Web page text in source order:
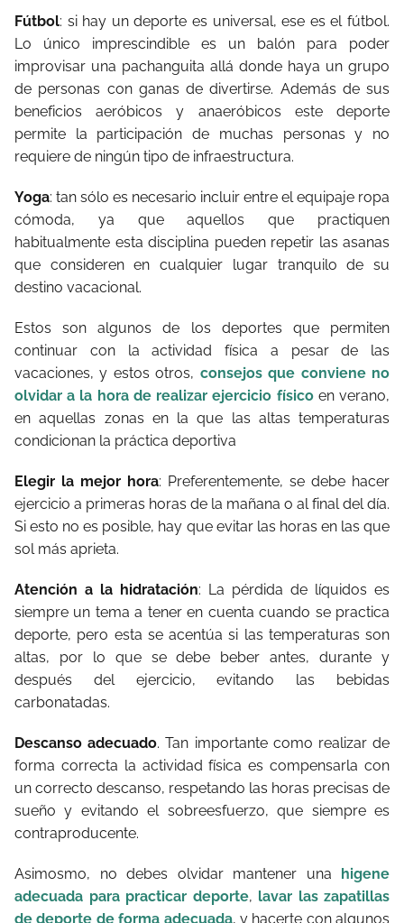
Fútbol: si hay un deporte es universal, ese es el fútbol.
Lo único imprescindible es un balón para poder
improvisar una pachanguita allá donde haya un grupo
de personas con ganas de divertirse. Además de sus
beneficios aeróbicos y anaeróbicos este deporte
permite la participación de muchas personas y no
requiere de ningún tipo de infraestructura.
Yoga: tan sólo es necesario incluir entre el equipaje ropa
cómoda, ya que aquellos que practiquen
habitualmente esta disciplina pueden repetir las asanas
que consideren en cualquier lugar tranquilo de su
destino vacacional.
Estos son algunos de los deportes que permiten
continuar con la actividad física a pesar de las
vacaciones, y estos otros, consejos que conviene no
olvidar a la hora de realizar ejercicio físicoen verano,
en aquellas zonas en la que las altas temperaturas
condicionan la práctica deportiva
Elegir la mejor hora: Preferentemente, se debe hacer
ejercicio a primeras horas de la mañana o al final del día.
Si esto no es posible, hay que evitar las horas en las que
sol más aprieta.
Atención a la hidratación: La pérdida de líquidos es
siempre un tema a tener en cuenta cuando se practica
deporte, pero esta se acentúa si las temperaturas son
altas, por lo que se debe beber antes, durante y
después del ejercicio, evitando las bebidas
carbonatadas.
Descanso adecuado. Tan importante como realizar de
forma correcta la actividad física es compensarla con
un correcto descanso, respetando las horas precisas de
sueño y evitando el sobreesfuerzo, que siempre es
contraproducente.
Asimosmo, no debes olvidar mantener una higene
adecuada para practicar deporte, lavar las zapatillas
de deporte de forma adecuada, y hacerte con algunos